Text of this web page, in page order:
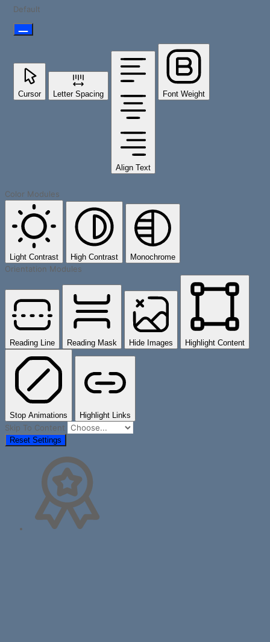
Default
Cursor Letter Spacing
Align Text
Font Weight
Color Modules
Light Contrast High Contrast Monochrome
Orientation Modules
Reading Line Reading Mask Hide Images Highlight Content
Stop Animations Highlight Links
Skip To Content
Reset Settings